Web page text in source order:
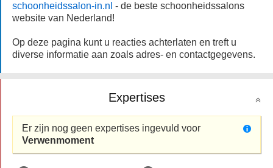
schoonheidssalon-in.nl - de beste schoonheidssalons
website van Nederland!
Op deze pagina kunt u reacties achterlaten en treft u
diverse informatie aan zoals adres- en contactgegevens.
Expertises
Er zijn nog geen expertises ingevuld voor
Verwenmoment